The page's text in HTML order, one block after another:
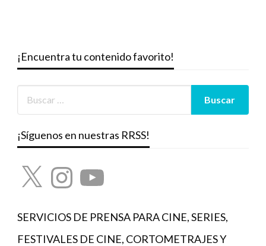
¡Encuentra tu contenido favorito!
¡Síguenos en nuestras RRSS!
X InstagramYouTube
SERVICIOS DE PRENSA PARA CINE, SERIES,
FESTIVALES DE CINE, CORTOMETRAJES Y